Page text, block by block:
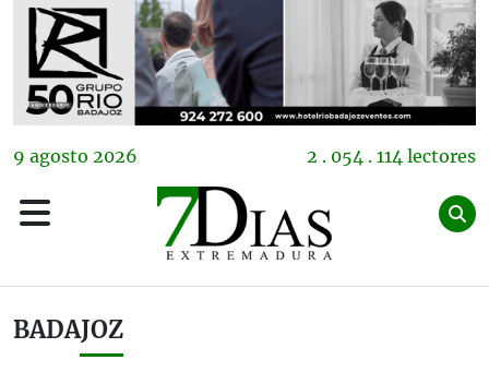
9 agosto 2026 2 . 054 . 114 lectores
BADAJOZ